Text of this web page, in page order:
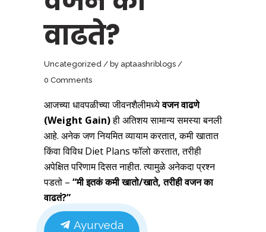
वाढते?
Uncategorized by aptaashriblogs
0 Comments
आजच्या धावपळीच्या जीवनशैलीमध्येवजन वाढणे
(Weight Gain)ही अतिशय सामान्य समस्या बनली
आहे. अनेक जण नियमित व्यायाम करतात, कमी खातात
किंवा विविध Diet Plans फॉलो करतात, तरीही
अपेक्षित परिणाम दिसत नाहीत. त्यामुळे अनेकदा प्रश्न
पडतो – “मी इतकं कमी खातो/खाते,तरीही वजन का
वाढतं?”
Ayurveda